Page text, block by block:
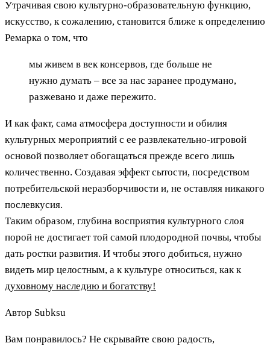
Утрачивая свою культурно-образовательную функцию,
искусство, к сожалению, становится ближе к определению
Ремарка о том, что
мы живем в век консервов, где больше не
нужно думать – все за нас заранее продумано,
разжевано и даже пережито.
И как факт, сама атмосфера доступности и обилия
культурных мероприятий с ее развлекательно-игровой
основой позволяет обогащаться прежде всего лишь
количественно. Создавая эффект сытости, посредством
потребительской неразборчивости и, не оставляя никакого
послевкусия.
Таким образом, глубина восприятия культурного слоя
порой не достигает той самой плодородной почвы, чтобы
дать ростки развития. И чтобы этого добиться, нужно
видеть мир целостным, а к культуре относиться, как к
духовному наследию и богатству!
Автор Subksu
Вам понравилось? Не скрывайте свою радость,